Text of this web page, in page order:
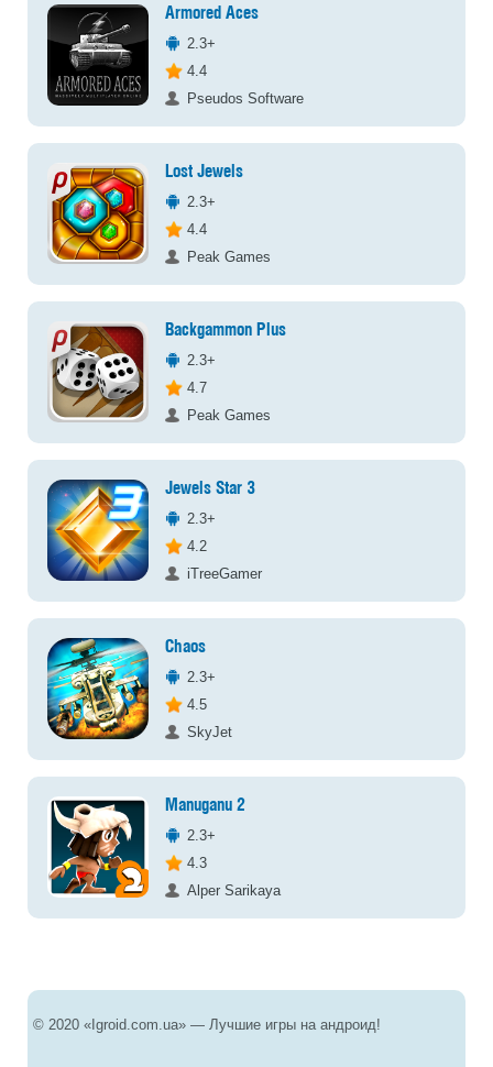
Armored Aces
2.3+
4.4
Pseudos Software
Lost Jewels
2.3+
4.4
Peak Games
Backgammon Plus
2.3+
4.7
Peak Games
Jewels Star 3
2.3+
4.2
iTreeGamer
Chaos
2.3+
4.5
SkyJet
Manuganu 2
2.3+
4.3
Alper Sarikaya
© 2020 «Igroid.com.ua» — Лучшие игры на андроид!